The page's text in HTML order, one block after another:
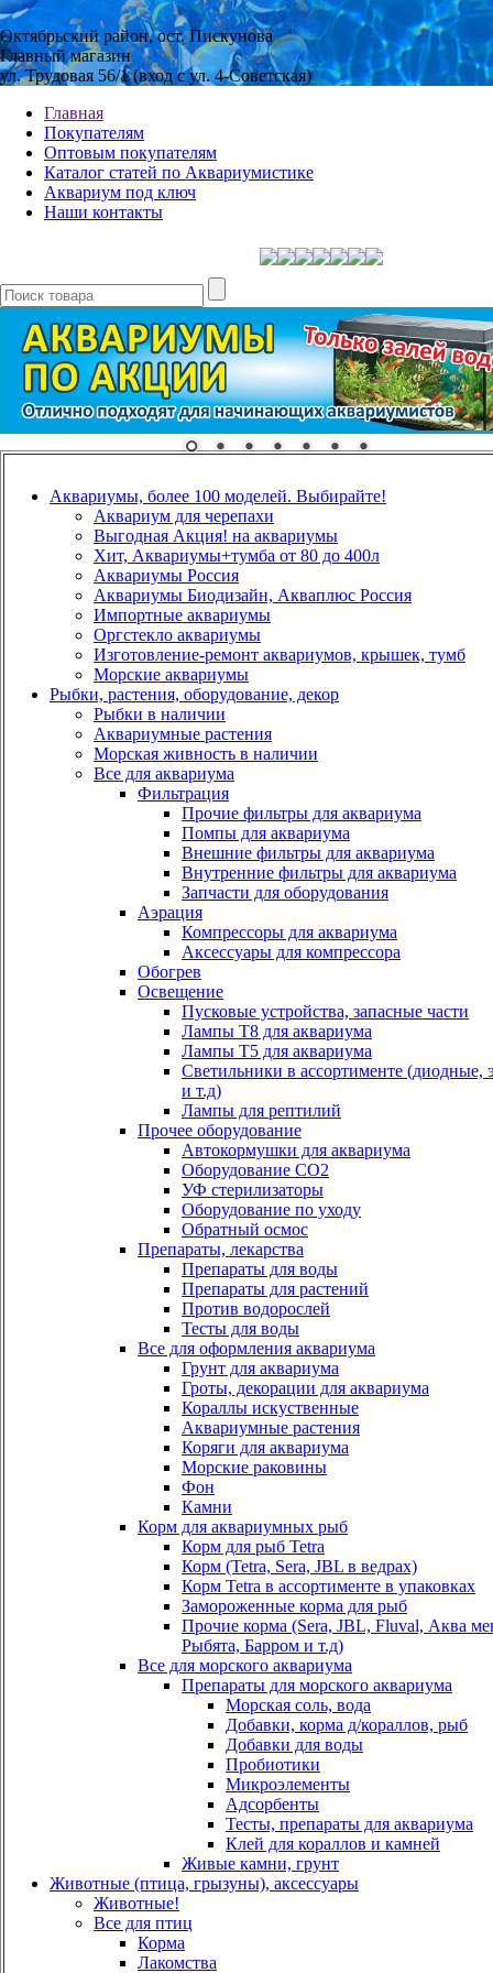
Октябрьский район, ост. Пискунова
Главный магазин
ул. Трудовая 56/1 (вход с ул. 4-Советская)
Главная
Покупателям
Оптовым покупателям
Каталог статей по Аквариумистике
Аквариум под ключ
Наши контакты
Аквариумы, более 100 моделей. Выбирайте!
Аквариум для черепахи
Выгодная Акция! на аквариумы
Хит, Аквариумы+тумба от 80 до 400л
Аквариумы Россия
Аквариумы Биодизайн, Акваплюс Россия
Импортные аквариумы
Оргстекло аквариумы
Изготовление-ремонт аквариумов, крышек, тумб
Морские аквариумы
Рыбки, растения, оборудование, декор
Рыбки в наличии
Аквариумные растения
Морская живность в наличии
Все для аквариума
Фильтрация
Прочие фильтры для аквариума
Помпы для аквариума
Внешние фильтры для аквариума
Внутренние фильтры для аквариума
Запчасти для оборудования
Аэрация
Компрессоры для аквариума
Аксессуары для компрессора
Обогрев
Освещение
Пусковые устройства, запасные части
Лампы Т8 для аквариума
Лампы Т5 для аквариума
Светильники в ассортименте (диодные,
и т.д)
Лампы для рептилий
Прочее оборудование
Автокормушки для аквариума
Оборудование СО2
УФ стерилизаторы
Оборудование по уходу
Обратный осмос
Препараты, лекарства
Препараты для воды
Препараты для растений
Против водорослей
Тесты для воды
Все для оформления аквариума
Грунт для аквариума
Гроты, декорации для аквариума
Кораллы искуственные
Аквариумные растения
Коряги для аквариума
Морские раковины
Фон
Камни
Корм для аквариумных рыб
Корм для рыб Tetra
Корм (Tetra, Sera, JBL в ведрах)
Корм Tetra в ассортименте в упаковках
Замороженные корма для рыб
Прочие корма (Sera, JBL, Fluval, Аква
Рыбята, Барром и т.д)
Все для морского аквариума
Препараты для морского аквариума
Морская соль, вода
Добавки, корма д/кораллов, рыб
Добавки для воды
Пробиотики
Микроэлементы
Адсорбенты
Тесты, препараты для аквариума
Клей для кораллов и камней
Живые камни, грунт
Животные (птица, грызуны), аксессуары
Животные!
Все для птиц
Корма
Лакомства